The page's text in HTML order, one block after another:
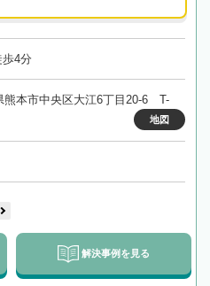
4分
熊本市中央区大江6丁目20‐6 T-
地図
解決事例を見る